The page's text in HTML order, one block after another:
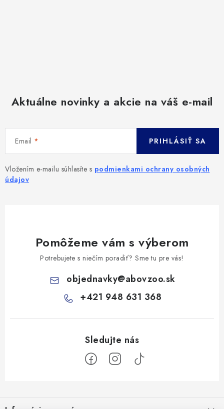
Aktuálne novinky a akcie na váš e-mail
Email
Vložením e-mailu súhlasíte s podmienkami ochrany osobných
údajov
PRIHLÁSIŤ SA
Pomôžeme vám s výberom
Potrebujete s niečím poradiť? Sme tu pre vás!
objednavky@abovzoo.sk
+421 948 631 368